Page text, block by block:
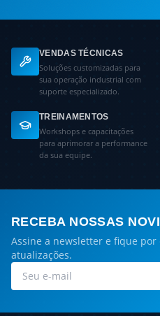
VENDAS TÉCNICAS
Soluções customizadas para
sua operação industrial com
suporte especializado.
TREINAMENTOS
Workshops e capacitações
para aprimorar a performance
da sua equipe.
RECEBA NOSSAS
Assine a newsletter e fique
atualizações.